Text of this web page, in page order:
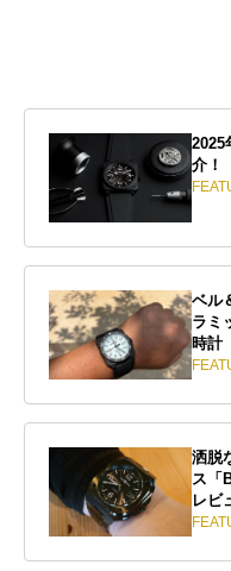
2025
介！
ベル
ラミ
時計
洒脱
ス「
レビ